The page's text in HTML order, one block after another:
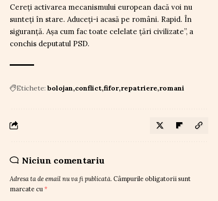
Cereți activarea mecanismului european dacă voi nu
sunteți în stare. Aduceți-i acasă pe români. Rapid. În
siguranță. Așa cum fac toate celelate țări civilizate”, a
conchis deputatul PSD.
Etichete: bolojan conflict fifor repatriere romani
Niciun comentariu
Adresa ta de email nu va fi publicată. Câmpurile obligatorii sunt
marcate cu *